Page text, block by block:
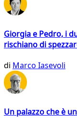
Giorgia e Pedro, i
rischiano di
di Marco Iasevoli
Un palazzo che è